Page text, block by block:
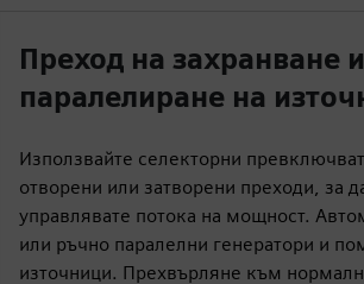
Преход на захранване и
паралелиране на
Използвайте селекторни
отворени или затворени преходи, за
управлявате потока на мощност.
или ръчно паралелни генератори и
източници. Прехвърляне към